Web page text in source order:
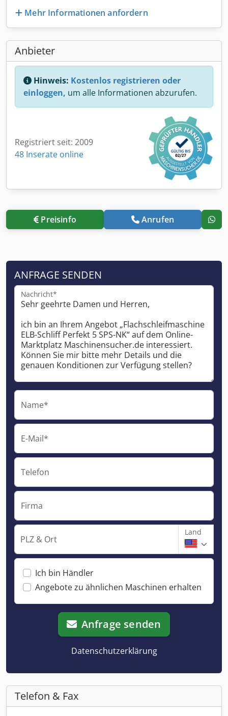
Mehr Informationen anfordern
Anbieter
Hinweis: Kostenlos registrieren oder
einloggen, um alle Informationen abzurufen.
Registriert seit: 2009
48 Inserate online
Preisinfo Anrufen
ANFRAGE SENDEN
Nachricht*
Name*
E-Mail*
Telefon
Firma
PLZ & Ort
Land
Ich bin Händler
Angebote zu ähnlichen Maschinen erhalten
Anfrage senden
Datenschutzerklärung
Telefon & Fax